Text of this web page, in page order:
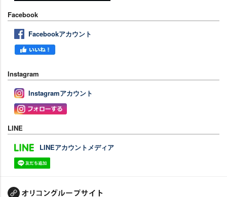
Facebook
Facebookアカウント
Instagram
Instagramアカウント
LINE
LINEアカウントメディア